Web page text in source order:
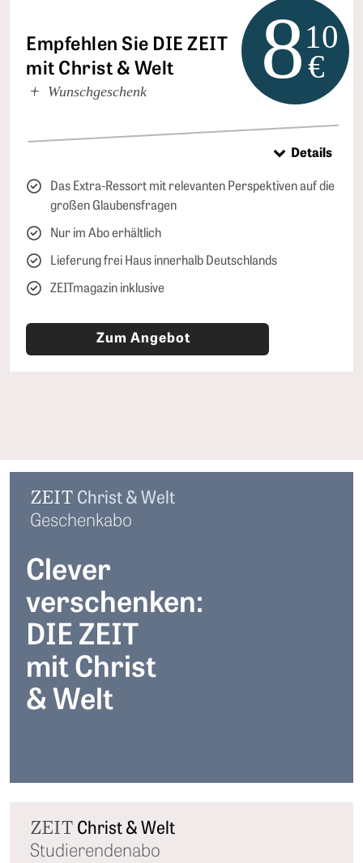
Empfehlen Sie DIE ZEIT
mit Christ & Welt
Wunschgeschenk 8 10
€
Details
Das Extra-Ressort mit relevanten Perspektiven auf die
großen Glaubensfragen
Nur im Abo erhältlich
Lieferung frei Haus innerhalb Deutschlands
ZEITmagazin inklusive
Zum Angebot
ZEIT Christ & Welt
Geschenkabo
Clever
verschenken:
DIE ZEIT
mit Christ
& Welt
ZEIT Christ & Welt
Studierendenabo